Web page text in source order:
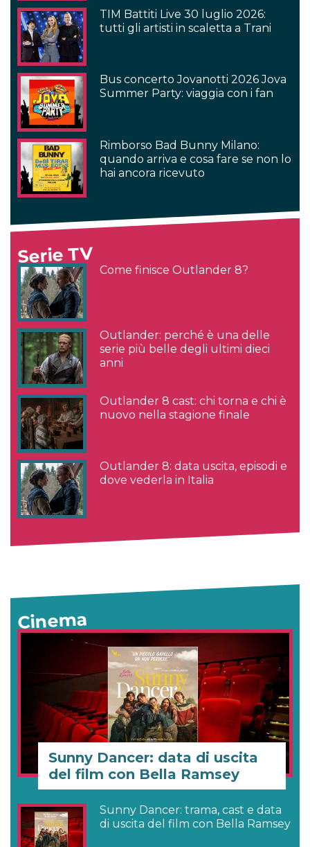
TIM Battiti Live 30 luglio 2026:
tutti gli artisti in scaletta a Trani
Bus concerto Jovanotti 2026 Jova
Summer Party: viaggia con i fan
Rimborso Bad Bunny Milano:
quando arriva e cosa fare se non lo
hai ancora ricevuto
Serie TV
Come finisce Outlander 8?
Outlander: perché è una delle
serie più belle degli ultimi dieci
anni
Outlander 8 cast: chi torna e chi è
nuovo nella stagione finale
Outlander 8: data uscita, episodi e
dove vederla in Italia
Cinema
Sunny Dancer: data di uscita
del film con Bella Ramsey
Sunny Dancer: trama, cast e data
di uscita del film con Bella Ramsey